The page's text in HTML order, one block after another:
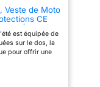
Veste de Moto
CE
l'Été et la
est équipée de
sur le dos, la
pour offrir une
et constitue
en toute